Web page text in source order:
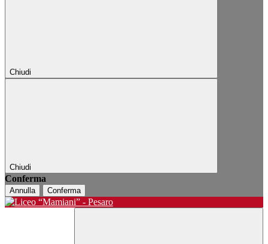
Chiudi
Chiudi
Conferma
Annulla Conferma